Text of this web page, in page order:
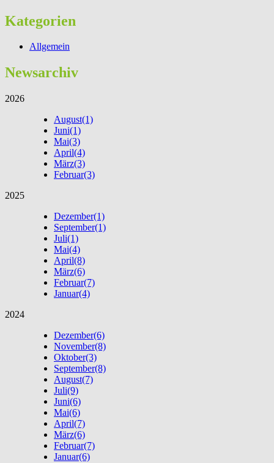
Kategorien
Allgemein
Newsarchiv
2026
August(1)
Juni(1)
Mai(3)
April(4)
März(3)
Februar(3)
2025
Dezember(1)
September(1)
Juli(1)
Mai(4)
April(8)
März(6)
Februar(7)
Januar(4)
2024
Dezember(6)
November(8)
Oktober(3)
September(8)
August(7)
Juli(9)
Juni(6)
Mai(6)
April(7)
März(6)
Februar(7)
Januar(6)